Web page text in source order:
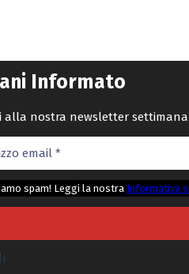
Informato
alla nostra newsletter
spam! Leggi la nostra Informativa